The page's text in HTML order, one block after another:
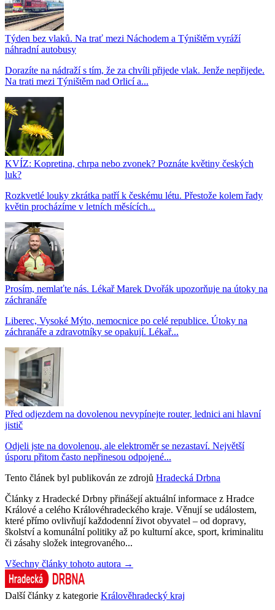
Týden bez vlaků. Na trať mezi Náchodem a Týništěm vyráží
náhradní autobusy
Dorazíte na nádraží s tím, že za chvíli přijede vlak. Jenže nepřijede.
Na trati mezi Týništěm nad Orlicí a...
KVÍZ: Kopretina, chrpa nebo zvonek? Poznáte květiny českých
luk?
Rozkvetlé louky zkrátka patří k českému létu. Přestože kolem řady
květin procházíme v letních měsících...
Prosím, nemlaťte nás. Lékař Marek Dvořák upozorňuje na útoky na
záchranáře
Liberec, Vysoké Mýto, nemocnice po celé republice. Útoky na
záchranáře a zdravotníky se opakují. Lékař...
Před odjezdem na dovolenou nevypínejte router, lednici ani hlavní
jistič
Odjeli jste na dovolenou, ale elektroměr se nezastaví. Největší
úsporu přitom často nepřinesou odpojené...
Tento článek byl publikován ze zdrojů Hradecká Drbna
Články z Hradecké Drbny přinášejí aktuální informace z Hradce
Králové a celého Královéhradeckého kraje. Věnují se událostem,
které přímo ovlivňují každodenní život obyvatel – od dopravy,
školství a komunální politiky až po kulturní akce, sport, kriminalitu
či zásahy složek integrovaného...
Všechny články tohoto autora →
Další články z kategorie Králověhradecký kraj